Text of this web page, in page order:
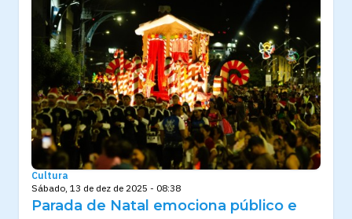
Cultura
Sábado, 13 de dez de 2025 - 08:38
Parada de Natal emociona público e